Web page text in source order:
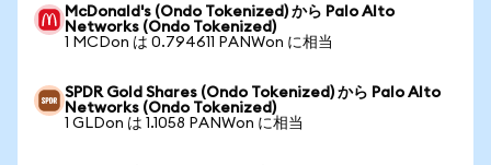
McDonald's (Ondo Tokenized) から Palo Alto
Networks (Ondo Tokenized)
1 MCDon は 0.794611 PANWon に相当
SPDR Gold Shares (Ondo Tokenized) から Palo Alto
Networks (Ondo Tokenized)
1 GLDon は 1.1058 PANWon に相当